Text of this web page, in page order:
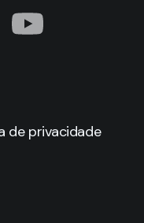
de privacidade